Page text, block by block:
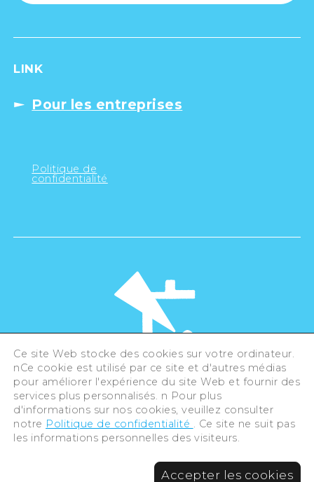
LINK
Pour les entreprises
Politique de
confidentialité
©Hiroshima Tourism Association /
Hiroshima Prefecture / Hiroshima City .
All rights reserved
Ce site Web stocke des cookies sur votre ordinateur.
nCe cookie est utilisé par ce site et d'autres médias
pour améliorer l'expérience du site Web et fournir des
services plus personnalisés. n Pour plus
d'informations sur nos cookies, veuillez consulter
notre Politique de confidentialité . Ce site ne suit pas
les informations personnelles des visiteurs.
Accepter les cookies